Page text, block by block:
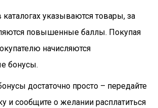
указываются товары, за
повышенные баллы. Покупая
начисляются
бонусы.
достаточно просто – передайте
и сообщите о желании расплатиться